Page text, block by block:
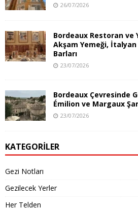
26/07/2026
Bordeaux Restoran ve
Akşam Yemeği,
Barları
23/07/2026
Bordeaux Çevresinde
Émilion ve Margaux
23/07/2026
KATEGORILER
Gezi Notları
Gezilecek Yerler
Her Telden